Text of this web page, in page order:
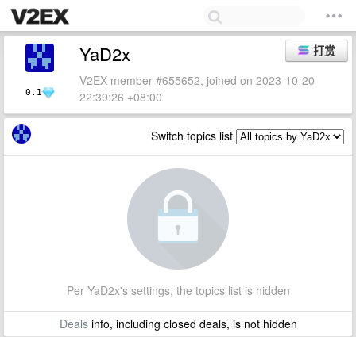
0.1
打赏
YaD2x
V2EX member #655652, joined on 2023-10-20
22:39:26 +08:00
Switch topics list
Per YaD2x's settings, the topics list is hidden
Dealsinfo, including closed deals, is not hidden